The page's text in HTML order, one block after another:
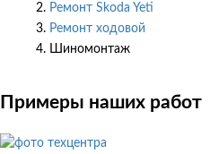
Ремонт Skoda Yeti
Ремонт ходовой
Шиномонтаж
Примеры наших работ